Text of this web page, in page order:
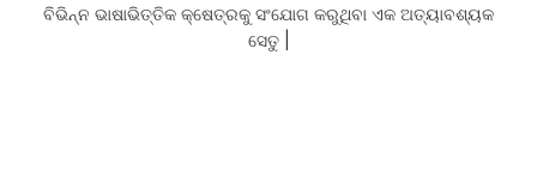
ବିଭିନ୍ନ ଭାଷାଭିତ୍ତିକ କ୍ଷେତ୍ରକୁ ସଂଯୋଗ କରୁଥିବା ଏକ ଅତ୍ୟାବଶ୍ୟକ
ସେତୁ |